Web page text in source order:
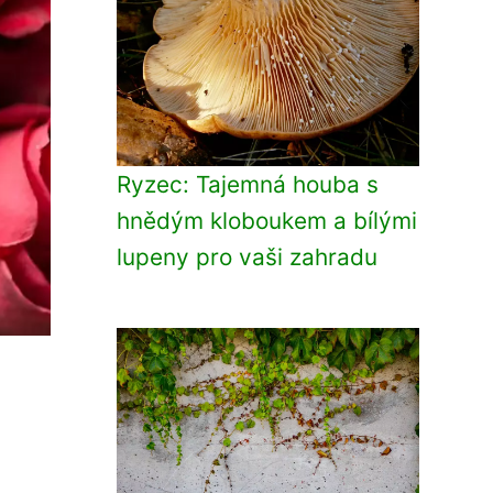
Ryzec: Tajemná houba s
hnědým kloboukem a bílými
lupeny pro vaši zahradu